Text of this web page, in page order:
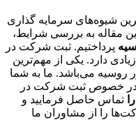
شیوه‌های سرمایه گذاری
مقاله به بررسی شرایط،
پرداختیم. ثبت شرکت در
دارد. یکی از مهم‌ترین
‌می‌باشد. ما به شما
در خصوص ثبت شرکت در
تماس حاصل فرمایید و
را از مشاوران ما